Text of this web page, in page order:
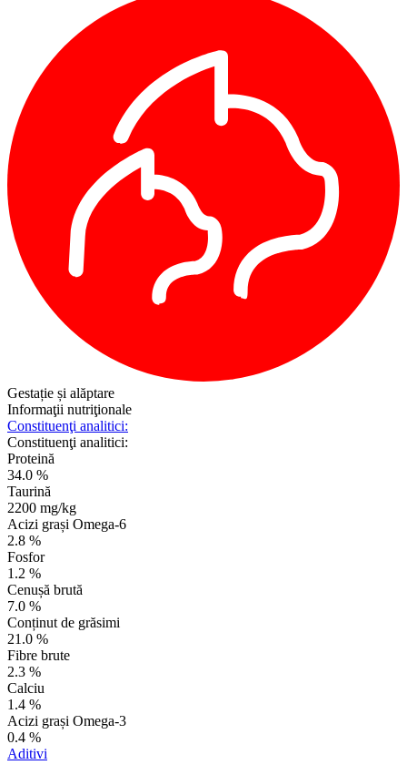
Gestație și alăptare
Informaţii nutriţionale
Constituenţi analitici:
Constituenţi analitici:
Proteină
34.0 %
Taurină
2200 mg/kg
Acizi grași Omega-6
2.8 %
Fosfor
1.2 %
Cenușă brută
7.0 %
Conținut de grăsimi
21.0 %
Fibre brute
2.3 %
Calciu
1.4 %
Acizi grași Omega-3
0.4 %
Aditivi